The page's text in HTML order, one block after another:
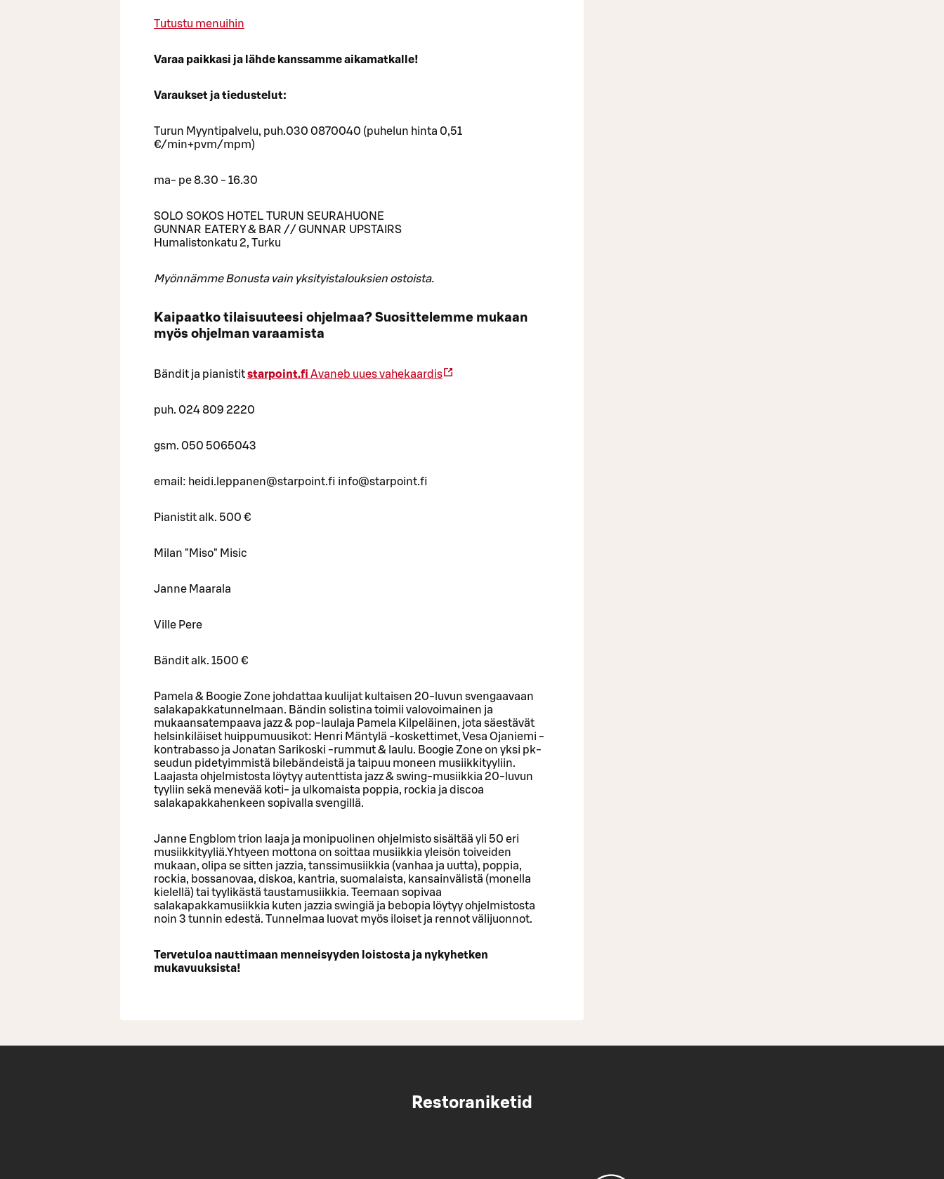
Tutustu menuihin
Varaa paikkasi ja lähde kanssamme aikamatkalle!
Varaukset ja tiedustelut:
Turun Myyntipalvelu, puh.030 0870040 (puhelun hinta 0,51
€/min+pvm/mpm)
ma- pe 8.30 - 16.30
SOLO SOKOS HOTEL TURUN SEURAHUONE
GUNNAR EATERY & BAR // GUNNAR UPSTAIRS
Humalistonkatu 2, Turku
Myönnämme Bonusta vain yksityistalouksien ostoista.
Kaipaatko tilaisuuteesi ohjelmaa? Suosittelemme mukaan
myös ohjelman varaamista
Bändit ja pianistitstarpoint.fi Avaneb uues vahekaardis
puh. 024 809 2220
gsm. 050 5065043
email: heidi.leppanen@starpoint.fi info@starpoint.fi
Pianistit alk. 500 €
Milan "Miso" Misic
Janne Maarala
Ville Pere
Bändit alk. 1500 €
Pamela & Boogie Zone johdattaa kuulijat kultaisen 20-luvun svengaavaan
salakapakkatunnelmaan. Bändin solistina toimii valovoimainen ja
mukaansatempaava jazz & pop-laulaja Pamela Kilpeläinen, jota säestävät
helsinkiläiset huippumuusikot: Henri Mäntylä -koskettimet, Vesa Ojaniemi -
kontrabasso ja Jonatan Sarikoski -rummut & laulu. Boogie Zone on yksi pk-
seudun pidetyimmistä bilebändeistä ja taipuu moneen musiikkityyliin.
Laajasta ohjelmistosta löytyy autenttista jazz & swing-musiikkia 20-luvun
tyyliin sekä menevää koti- ja ulkomaista poppia, rockia ja discoa
salakapakkahenkeen sopivalla svengillä.
Janne Engblom trion laaja ja monipuolinen ohjelmisto sisältää yli 50 eri
musiikkityyliä.Yhtyeen mottona on soittaa musiikkia yleisön toiveiden
mukaan, olipa se sitten jazzia, tanssimusiikkia (vanhaa ja uutta), poppia,
rockia, bossanovaa, diskoa, kantria, suomalaista, kansainvälistä (monella
kielellä) tai tyylikästä taustamusiikkia. Teemaan sopivaa
salakapakkamusiikkia kuten jazzia swingiä ja bebopia löytyy ohjelmistosta
noin 3 tunnin edestä. Tunnelmaa luovat myös iloiset ja rennot välijuonnot.
Tervetuloa nauttimaan menneisyyden loistosta ja nykyhetken
mukavuuksista!
Restoraniketid